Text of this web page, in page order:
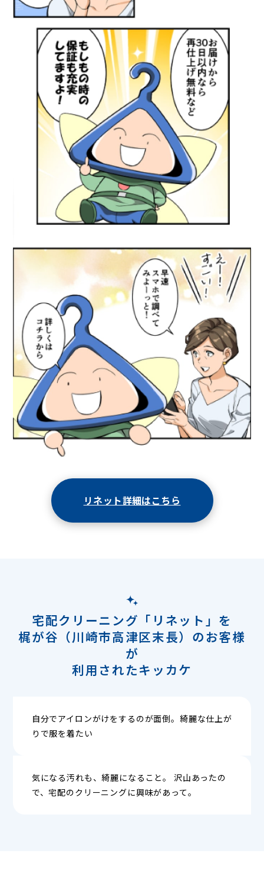
リネット詳細はこちら
宅配クリーニング「リネット」を
梶が谷（川崎市高津区末長）のお客様
が
利用されたキッカケ
自分でアイロンがけをするのが面倒。綺麗な仕上が
りで服を着たい
気になる汚れも、綺麗になること。 沢山あったの
で、宅配のクリーニングに興味があって。